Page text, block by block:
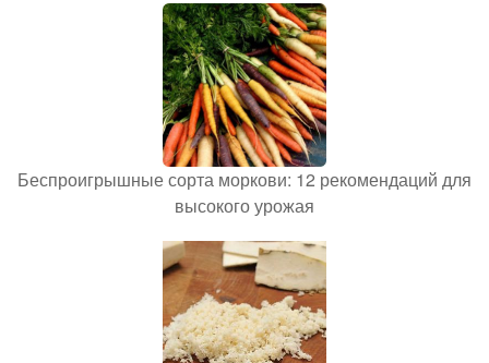
Беспроигрышные сорта моркови: 12 рекомендаций для
высокого урожая